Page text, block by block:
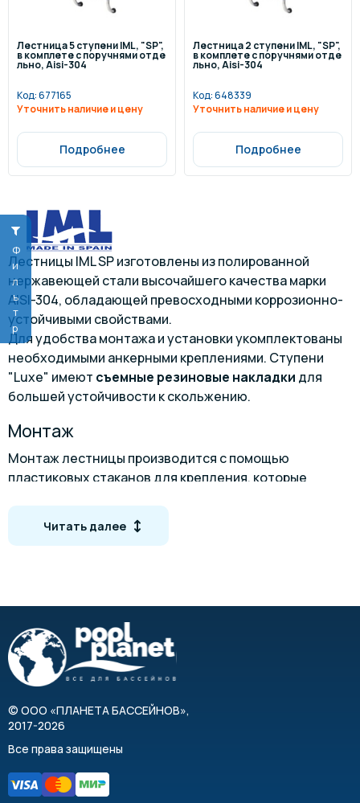
Фильтр
Лестница 5 ступени IML, "SP",
в комплете с поручнями отде
льно, Aisi-304
Код:677165
Уточнить наличие и цену
Подробнее
Лестница 2 ступени IML, "SP",
в комплете с поручнями отде
льно, Aisi-304
Код:648339
Уточнить наличие и цену
Подробнее
Лестницы IML SP изготовлены из полированной
нержавеющей стали высочайшего качества марки
AISI-304, обладающей превосходными коррозионно-
устойчивыми свойствами.
Для удобства монтажа и установки укомплектованы
необходимыми анкерными креплениями. Ступени
"Luxe" имеют съемные резиновые накладки для
большей устойчивости к скольжению.
Монтаж
Монтаж лестницы производится с помощью
пластиковых стаканов для крепления, которые
необходимо отдельно приобрести анкерные
крепления.
Кол-во ступеней
Читать далее
© ООО «ПЛАНЕТА БАССЕЙНОВ»,
2017-2026
Все права защищены